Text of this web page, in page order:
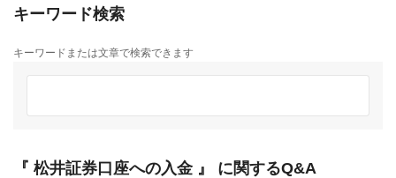
キーワード検索
キーワードまたは文章で検索できます
『 松井証券口座への入金 』 に関するQ&A